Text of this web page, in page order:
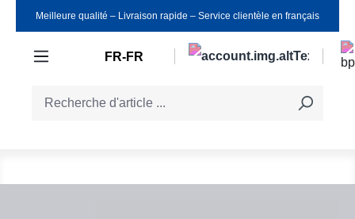
Passer au contenu principal
Meilleure qualité ‒ Livraison rapide ‒ Service clientèle en français
FR-FR